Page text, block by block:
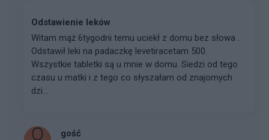
Odstawienie leków
Witam mąż 6tygodni temu uciekł z domu bez słowa .
Odstawił leki na padaczkę levetiracetam 500.
Wszystkie tabletki są u mnie w domu. Siedzi od tego
czasu u matki i z tego co słyszałam od znajomych
dzi...
gość